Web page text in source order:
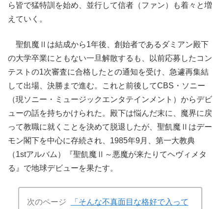
ら皆で猛特訓を始め、並行して信者（ファン）も着々と増
えていく。
聖飢魔Ⅱは結成から1年後、創始者であるダミアン殿下
の大学卒業にともない一旦解散するも、以前応募したコン
テストの1次審査に合格したとの通知を受け、急遽再集結
して出場、決勝まで進む。これと前後してCBS・ソニー
（現ソニー・ミュージックエンタテインメント）からデビ
ューの話を持ちかけられた。殿下は悩んだ末に、魔界に戻
って教職に就くことを決めて脱退したが、聖飢魔Ⅱはデー
モン閣下を中心に存続され、1985年9月、第一大教典
（1stアルバム）『聖飢魔Ⅱ～悪魔が来たりてヘヴィメタ
る』で地球デビューを果たす。
次のページ
「そんな不真面目な格好で入って